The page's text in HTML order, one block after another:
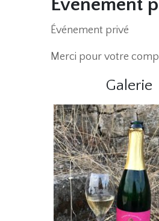
Événement
Événement privé
Merci pour votre
Galerie